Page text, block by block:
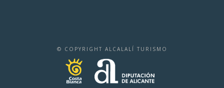
© COPYRIGHT ALCALALÍ TURISMO